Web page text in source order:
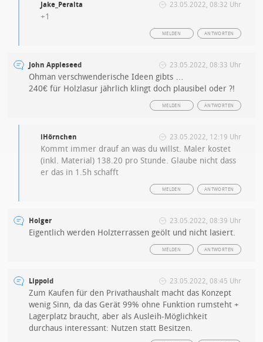
Jake_Peralta 23.05.2022, 08:32 Uhr
+1
ANTWORTEN
MELDEN
John Appleseed 23.05.2022, 08:33 Uhr
Ohman verschwenderische Ideen gibts …
240€ für Holzlasur jährlich klingt doch plausibel oder ?!
ANTWORTEN
MELDEN
iHörnchen 23.05.2022, 12:19 Uhr
Kommt immer drauf an was du willst. Maler kostet
(inkl. Material) 138.20 pro Stunde. Glaube nicht dass
er das in 1.5h schafft
ANTWORTEN
MELDEN
Holger 23.05.2022, 08:39 Uhr
Eigentlich werden Holzterrassen geölt und nicht lasiert.
ANTWORTEN
MELDEN
Lippold 23.05.2022, 08:45 Uhr
Zum Kaufen für den Privathaushalt macht das Konzept
wenig Sinn, da das Gerät 99% ohne Funktion rumsteht +
Lagerplatz braucht, aber als Ausleih-Möglichkeit
durchaus interessant: Nutzen statt Besitzen.